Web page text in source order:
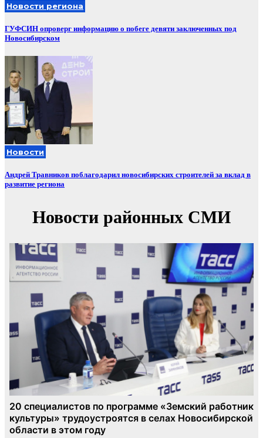
Новости региона
ГУФСИН опроверг информацию о побеге девяти заключенных под
Новосибирском
Новости
Андрей Травников поблагодарил новосибирских строителей за вклад в
развитие региона